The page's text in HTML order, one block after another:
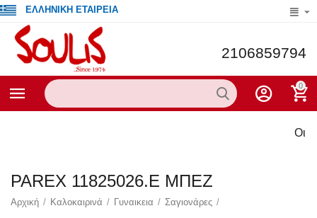
ΕΛΛΗΝΙΚΗ ΕΤΑΙΡΕΙΑ
2106859794
0
Οι
PAREX 11825026.E ΜΠΕΖ
Αρχική / Καλοκαιρινά / Γυναικεια / Σαγιονάρες /